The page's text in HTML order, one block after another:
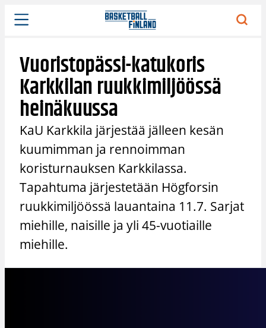
Siirry
sisältöön
Vuoristopässi-katukoris
Karkkilan ruukkimiljöössä
heinäkuussa
KaU Karkkila järjestää jälleen kesän
kuumimman ja rennoimman
koristurnauksen Karkkilassa.
Tapahtuma järjestetään Högforsin
ruukkimiljöössä lauantaina 11.7. Sarjat
miehille, naisille ja yli 45-vuotiaille
miehille.